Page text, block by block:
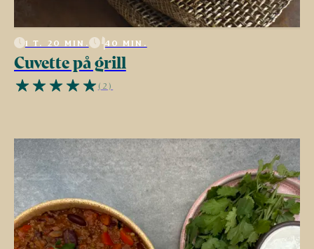
1 T. 20 MIN. 40 MIN.
Cuvette på grill
(2)